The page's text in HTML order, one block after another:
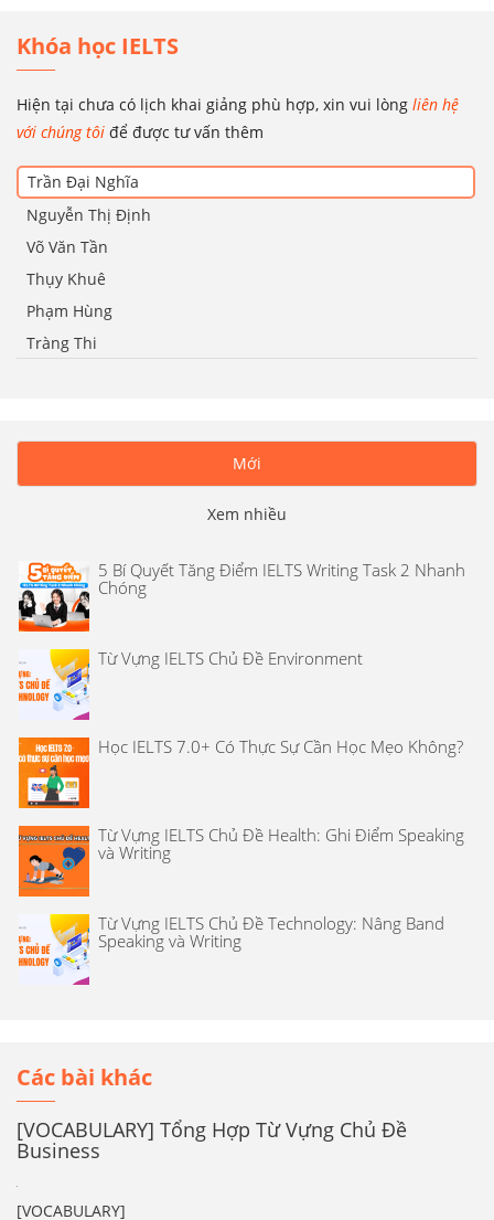
Khóa học IELTS
Hiện tại chưa có lịch khai giảng phù hợp, xin vui lòng liên hệ
với chúng tôi để được tư vấn thêm
Trần Đại Nghĩa
Nguyễn Thị Định
Võ Văn Tần
Thụy Khuê
Phạm Hùng
Tràng Thi
Mới
Xem nhiều
5 Bí Quyết Tăng Điểm IELTS Writing Task 2 Nhanh
Chóng
Từ Vựng IELTS Chủ Đề Environment
Học IELTS 7.0+ Có Thực Sự Cần Học Mẹo Không?
Từ Vựng IELTS Chủ Đề Health: Ghi Điểm Speaking
và Writing
Từ Vựng IELTS Chủ Đề Technology: Nâng Band
Speaking và Writing
Các bài khác
[VOCABULARY] Tổng Hợp Từ Vựng Chủ Đề
Business
[VOCABULARY]